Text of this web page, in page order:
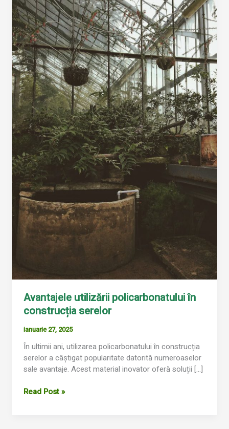
Avantajele utilizării policarbonatului în
construcția serelor
ianuarie 27, 2025
În ultimii ani, utilizarea policarbonatului în construcția
serelor a câștigat popularitate datorită numeroaselor
sale avantaje. Acest material inovator oferă soluții […]
Read Post »